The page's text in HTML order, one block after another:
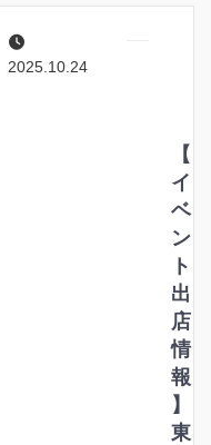
I
A
I
n
k
M
a
r
k
e
2025.10.24
【
イ
ベ
ン
ト
出
店
情
報
】
東